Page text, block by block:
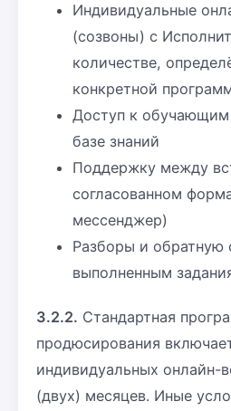
Индивидуальные
(созвоны) с
количестве,
конкретной
Доступ к
базе знаний
Поддержку между
согласованном
мессенджер)
Разборы и обратную
выполненным
3.2.2. Стандартная
продюсирования
индивидуальных онлайн-
(двух) месяцев. Иные